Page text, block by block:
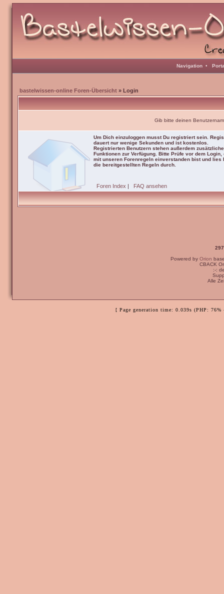
Navigation •
bastelwissen-online Foren-Übersicht » Login
Gib bitte deinen
Um Dich einzuloggen musst Du registriert sein.
dauert nur wenige Sekunden und ist kostenlos.
Registrierten Benutzern stehen außerdem zusätzliche
Funktionen zur Verfügung. Bitte Prüfe vor dem Login,
mit unseren Forenregeln einverstanden bist und lies
die bereitgestellten Regeln durch.
Foren Index | FAQ ansehen
Powered by Orion
CBACK
:-:
Alle
[ Page generation time: 0.039s (PHP: